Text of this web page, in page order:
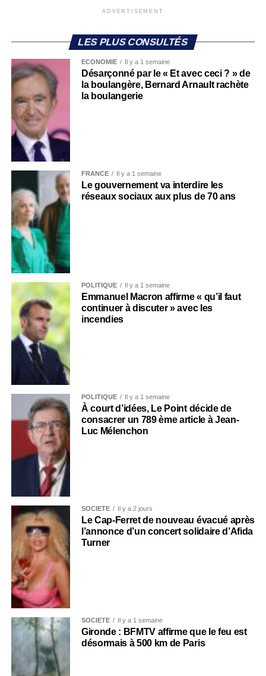
ADVERTISEMENT
LES PLUS CONSULTÉS
ECONOMIE Il y a 1 semaine
Désarçonné par le « Et avec ceci ? » de
la boulangère, Bernard Arnault rachète
la boulangerie
FRANCE Il y a 1 semaine
Le gouvernement va interdire les
réseaux sociaux aux plus de 70 ans
POLITIQUE Il y a 1 semaine
Emmanuel Macron affirme « qu’il faut
continuer à discuter » avec les
incendies
POLITIQUE Il y a 1 semaine
À court d’idées, Le Point décide de
consacrer un 789 ème article à Jean-
Luc Mélenchon
SOCIÉTÉ Il y a 2 jours
Le Cap-Ferret de nouveau évacué après
l’annonce d’un concert solidaire d’Afida
Turner
SOCIÉTÉ Il y a 1 semaine
Gironde : BFMTV affirme que le feu est
désormais à 500 km de Paris